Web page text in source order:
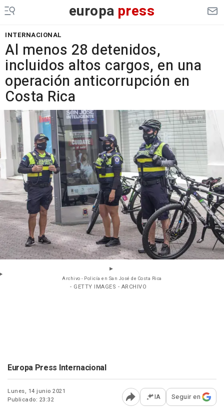
europa press
INTERNACIONAL
Al menos 28 detenidos,
incluidos altos cargos, en una
operación anticorrupción en
Costa Rica
Archivo - Policía en San José de Costa Rica
- GETTY IMAGES - ARCHIVO
Europa Press Internacional
Lunes, 14 junio 2021
Publicado: 23:32
Abrir opciones para
IA Seguir en